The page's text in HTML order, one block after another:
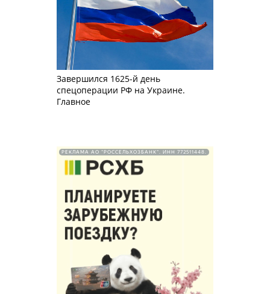
Завершился 1625-й день
спецоперации РФ на Украине.
Главное
РЕКЛАМА АО "РОССЕЛЬХОЗБАНК". ИНН 772511448.